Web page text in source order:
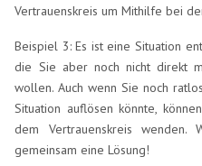
Vertrauenskreis um Mithilfe bei
Beispiel 3: Es ist eine Situation
die Sie aber noch nicht direkt
wollen. Auch wenn Sie noch
Situation auflösen könnte,
dem Vertrauenskreis
gemeinsam eine Lösung!